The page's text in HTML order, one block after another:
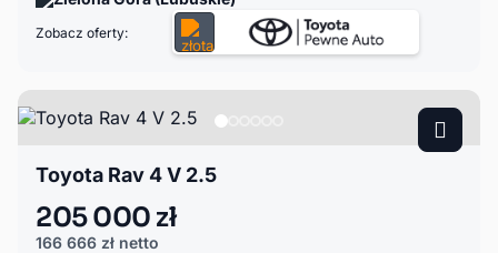
Zobacz oferty:
Toyota Rav 4 V 2.5
205 000 zł
166 666 zł netto